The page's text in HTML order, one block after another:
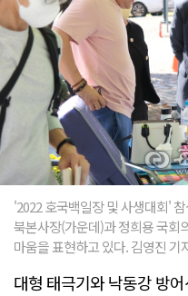
'2022 호국백일장 및 사생대회'
북본사장(가운데)과 정희용 국회
마움을 표현하고 있다. 김영진 기
대형 태극기와 낙동강 방